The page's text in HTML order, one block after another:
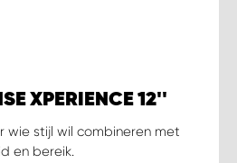
XPERIENCE 12''
wie stijl wil combineren met
en bereik.